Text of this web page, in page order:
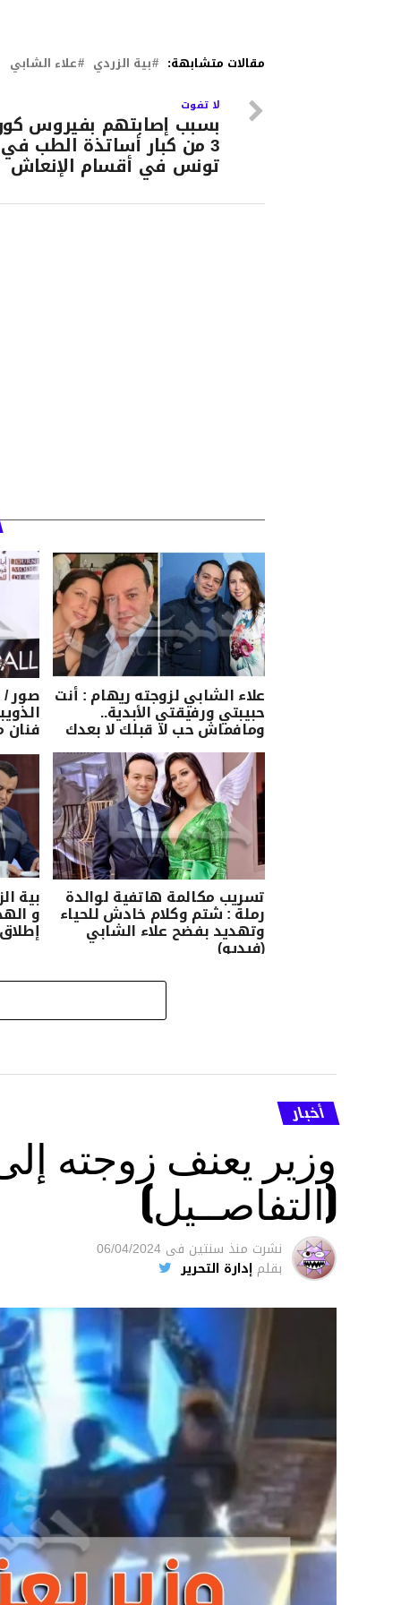
مقالات متشابهة: بية الزردي علاء الشابي
لا تفوت
بسبب إصابتهم بفيروس
3 من كبار أساتذة الطب في
تونس في أقسام الإنعاش
علاء الشابي لزوجته ريهام : أنت
حبيبتي ورفيقتي الأبدية..
ومافماش حب لا قبلك لا بعدك
صور /
تسريب مكالمة هاتفية لوالدة
رملة : شتم وكلام خادش للحياء
وتهديد بفضح علاء الشابي
(فيديو)
بية
و
أخبار
وزير يعنف زوجته
(التفاصــيل)
نشرت منذ سنتين فى 06/04/2024
بقلم إدارة التحرير